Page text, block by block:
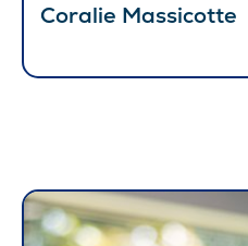
Coralie Massicotte